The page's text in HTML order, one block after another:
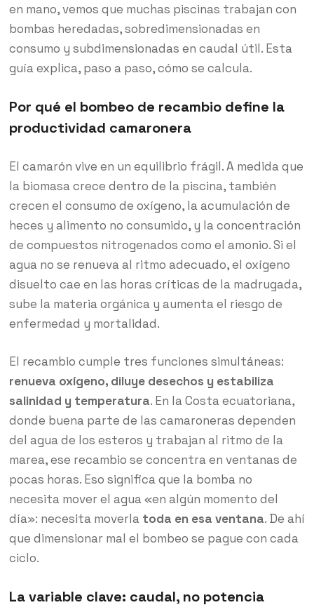
en mano, vemos que muchas piscinas trabajan con
bombas heredadas, sobredimensionadas en
consumo y subdimensionadas en caudal útil. Esta
guía explica, paso a paso, cómo se calcula.
Por qué el bombeo de recambio define la
productividad camaronera
El camarón vive en un equilibrio frágil. A medida que
la biomasa crece dentro de la piscina, también
crecen el consumo de oxígeno, la acumulación de
heces y alimento no consumido, y la concentración
de compuestos nitrogenados como el amonio. Si el
agua no se renueva al ritmo adecuado, el oxígeno
disuelto cae en las horas críticas de la madrugada,
sube la materia orgánica y aumenta el riesgo de
enfermedad y mortalidad.
El recambio cumple tres funciones simultáneas:
renueva oxígeno, diluye desechos y estabiliza
salinidad y temperatura. En la Costa ecuatoriana,
donde buena parte de las camaroneras dependen
del agua de los esteros y trabajan al ritmo de la
marea, ese recambio se concentra en ventanas de
pocas horas. Eso significa que la bomba no
necesita mover el agua «en algún momento del
día»: necesita moverla toda en esa ventana. De ahí
que dimensionar mal el bombeo se pague con cada
ciclo.
La variable clave: caudal, no potencia